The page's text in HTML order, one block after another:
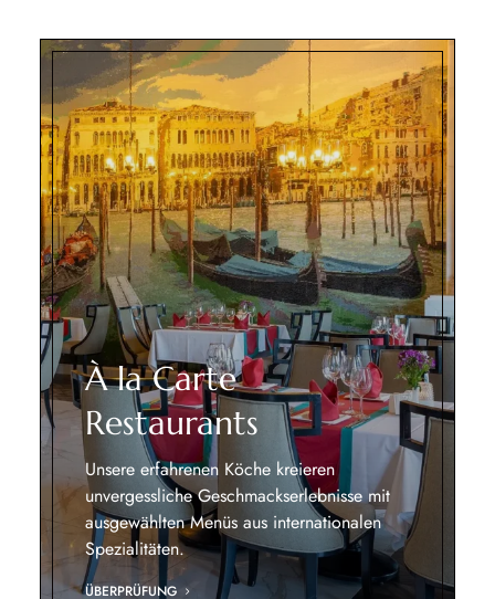
À la Carte
Restaurants
Unsere erfahrenen Köche kreieren
unvergessliche Geschmackserlebnisse mit
ausgewählten Menüs aus internationalen
Spezialitäten.
ÜBERPRÜFUNG